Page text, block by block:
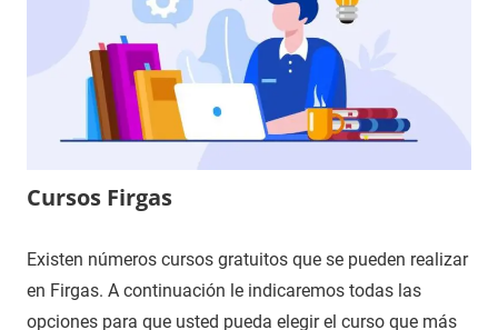
Cursos Firgas
Existen números cursos gratuitos que se pueden realizar
en Firgas. A continuación le indicaremos todas las
opciones para que usted pueda elegir el curso que más